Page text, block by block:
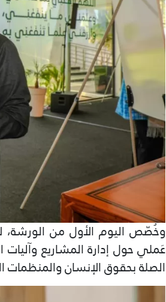
وخُصّص اليوم الأول من الورشة،
عَملي حول إدارة المشاريع
الصلة بحقوق الإنسان والمنظمات